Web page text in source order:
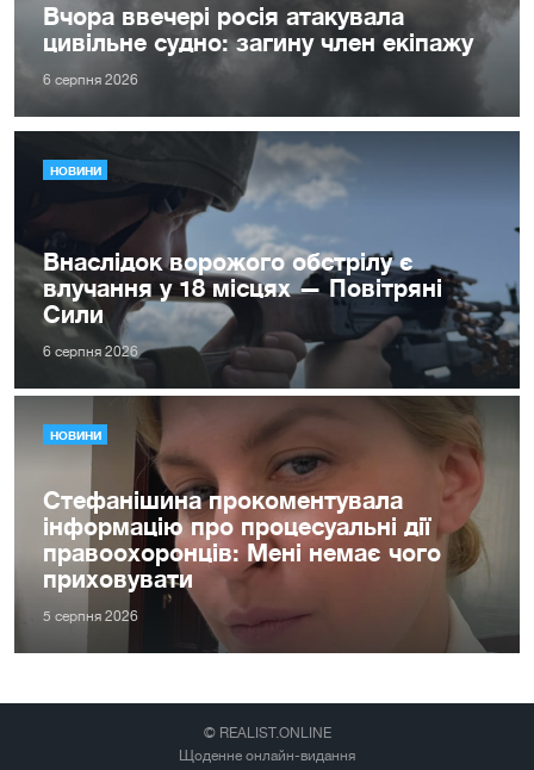
Вчора ввечері росія атакувала
цивільне судно: загину член екіпажу
6 серпня 2026
НОВИНИ
Внаслідок ворожого обстрілу є
влучання у 18 місцях — Повітряні
Сили
6 серпня 2026
НОВИНИ
Стефанішина прокоментувала
інформацію про процесуальні дії
правоохоронців: Мені немає чого
приховувати
5 серпня 2026
© REALIST.ONLINE
Щоденне онлайн-видання